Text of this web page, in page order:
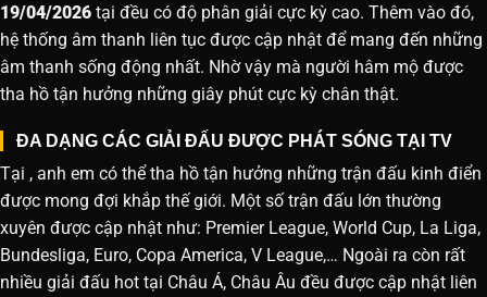
19/04/2026 tại đều có độ phân giải cực kỳ cao. Thêm vào đó,
hệ thống âm thanh liên tục được cập nhật để mang đến những
âm thanh sống động nhất. Nhờ vậy mà người hâm mộ được
tha hồ tận hưởng những giây phút cực kỳ chân thật.
ĐA DẠNG CÁC GIẢI ĐẤU ĐƯỢC PHÁT SÓNG TẠI TV
Tại , anh em có thể tha hồ tận hưởng những trận đấu kinh điển
được mong đợi khắp thế giới. Một số trận đấu lớn thường
xuyên được cập nhật như: Premier League, World Cup, La Liga,
Bundesliga, Euro, Copa America, V League,… Ngoài ra còn rất
nhiều giải đấu hot tại Châu Á, Châu Âu đều được cập nhật liên